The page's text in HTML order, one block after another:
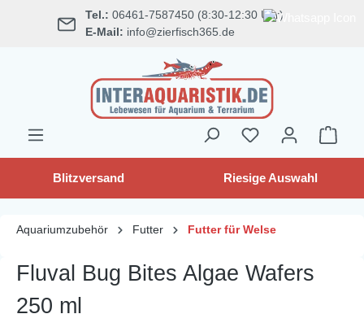
springen Tel.: 06461-7587450 (8:30-12:30 Uhr)
E-Mail: info@zierfisch365.de
Blitzversand Riesige Auswahl
Aquariumzubehör Futter Futter für Welse
Fluval Bug Bites Algae Wafers
250 ml